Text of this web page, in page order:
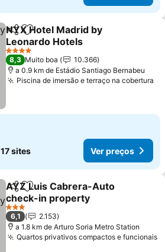
PartilharAdicionar aos favoritos
NYX Hotel Madrid by
Leonardo Hotels
Ver preços
4 Estrelas
8,3 Muito boa
10.366
a 0.9 km de Estádio Santiago Bernabeu
Piscina de imersão e terraço na cobertura
17 sites Ver preços
PartilharAdicionar aos favoritos
AYZ Luis Cabrera-Auto
check-in property
Ver preços
3 Estrelas
6,1
2.153
a 1.8 km de Arturo Soria Metro Station
Quartos privativos compactos e funcionais